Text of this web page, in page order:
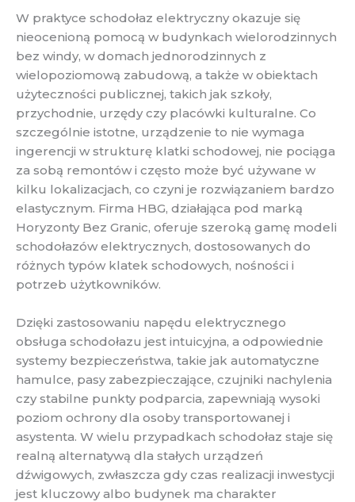
W praktyce schodołaz elektryczny okazuje się
nieocenioną pomocą w budynkach wielorodzinnych
bez windy, w domach jednorodzinnych z
wielopoziomową zabudową, a także w obiektach
użyteczności publicznej, takich jak szkoły,
przychodnie, urzędy czy placówki kulturalne. Co
szczególnie istotne, urządzenie to nie wymaga
ingerencji w strukturę klatki schodowej, nie pociąga
za sobą remontów i często może być używane w
kilku lokalizacjach, co czyni je rozwiązaniem bardzo
elastycznym. Firma HBG, działająca pod marką
Horyzonty Bez Granic, oferuje szeroką gamę modeli
schodołazów elektrycznych, dostosowanych do
różnych typów klatek schodowych, nośności i
potrzeb użytkowników.
Dzięki zastosowaniu napędu elektrycznego
obsługa schodołazu jest intuicyjna, a odpowiednie
systemy bezpieczeństwa, takie jak automatyczne
hamulce, pasy zabezpieczające, czujniki nachylenia
czy stabilne punkty podparcia, zapewniają wysoki
poziom ochrony dla osoby transportowanej i
asystenta. W wielu przypadkach schodołaz staje się
realną alternatywą dla stałych urządzeń
dźwigowych, zwłaszcza gdy czas realizacji inwestycji
jest kluczowy albo budynek ma charakter